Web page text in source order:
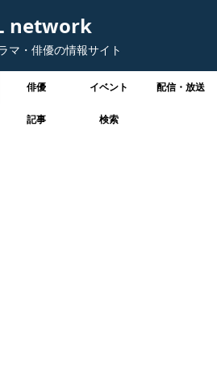
network
マ・俳優の情報サイト
俳優 イベント 配信・放送
記事 検索